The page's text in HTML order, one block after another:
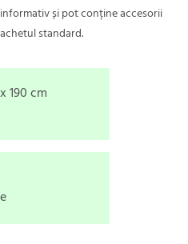
și pot conține accesorii
standard.
190 cm